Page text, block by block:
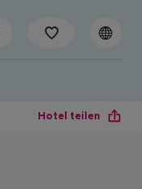
Hotel teilen